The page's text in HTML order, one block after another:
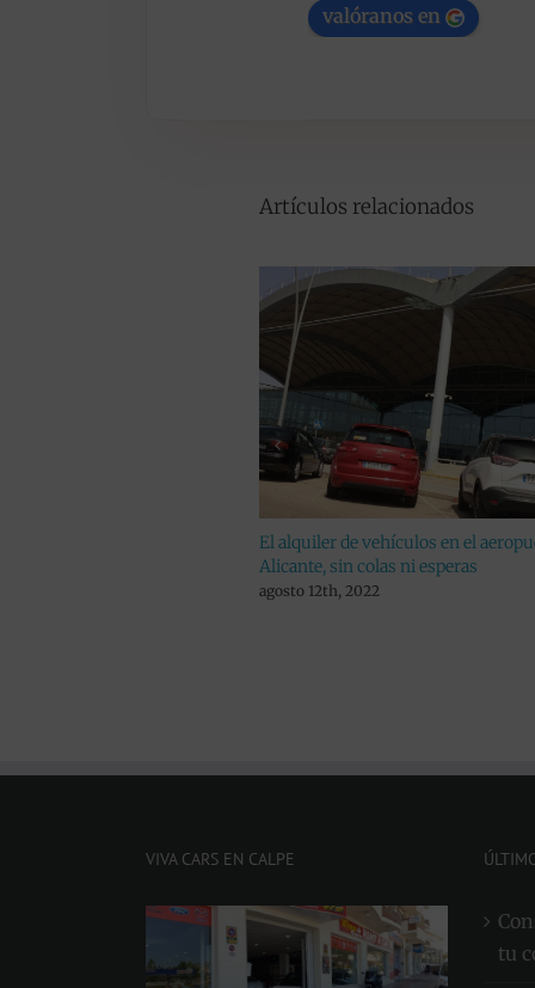
valóranos en
Artículos relacionados
El alquiler de vehículos en el
Alicante, sin colas ni esperas
agosto 12th, 2022
VIVA CARS EN CALPE
tu